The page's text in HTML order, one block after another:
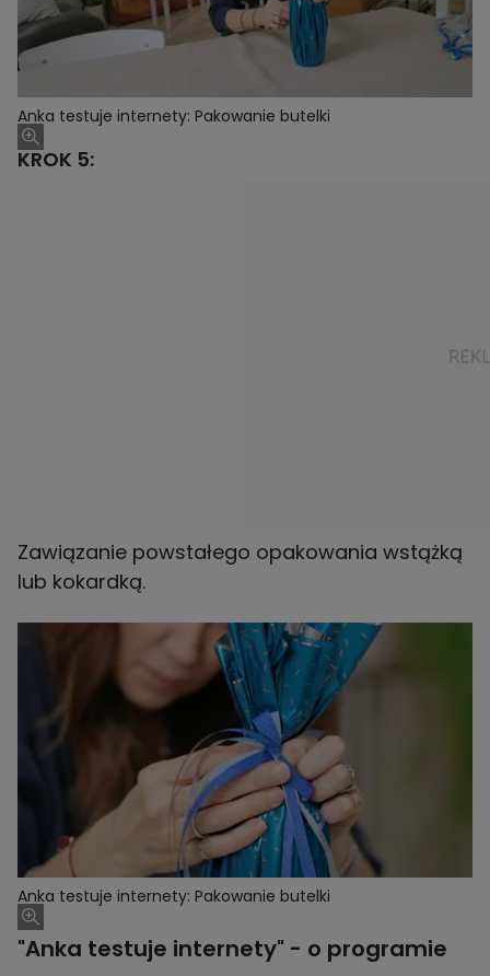
Anka testuje internety: Pakowanie butelki
KROK 5:
Zawiązanie powstałego opakowania wstążką
lub kokardką.
Anka testuje internety: Pakowanie butelki
"Anka testuje internety" - o programie